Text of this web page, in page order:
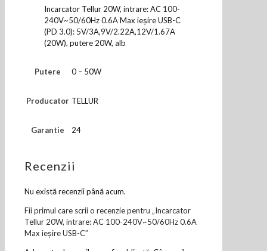
Incarcator Tellur 20W, intrare: AC 100-
240V~50/60Hz 0.6A Max ieșire USB-C
(PD 3.0): 5V/3A,9V/2.22A,12V/1.67A
(20W), putere 20W, alb
Putere 0 – 50W
Producator TELLUR
Garantie 24
Recenzii
Nu există recenzii până acum.
Fii primul care scrii o recenzie pentru „Incarcator
Tellur 20W, intrare: AC 100-240V~50/60Hz 0.6A
Max ieșire USB-C”